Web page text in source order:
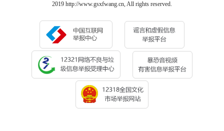
2019 http://www.gsxfwang.cn, All rights reserved.